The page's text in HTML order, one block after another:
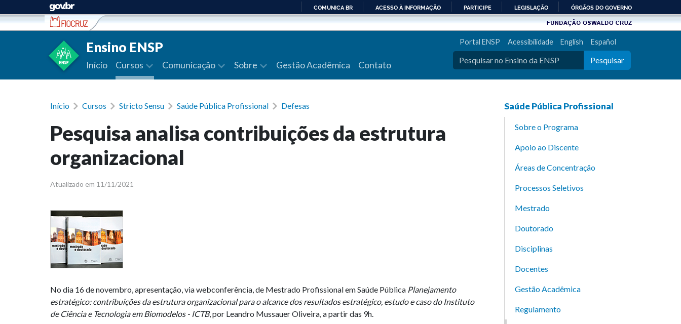
Ir para conteúdo
PARA
COMUNICA BR ACESSO À INFORMAÇÃO PARTICIPE LEGISLAÇÃO ÓRGÃOS DO GOVERNO
Ensino ENSP
Início Cursos Comunicação Sobre Gestão Acadêmica Contato
Portal ENSP Acessibilidade English Español
Pesquisar
Início Cursos Stricto Sensu Saúde Pública Profissional Defesas
Pesquisa analisa contribuições da estrutura
organizacional
Atualizado em 11/11/2021
No dia 16 de novembro, apresentação, via webconferência, de Mestrado Profissional em Saúde Pública Planejamento
estratégico: contribuições da estrutura organizacional para o alcance dos resultados estratégico, estudo e caso do Instituto
de Ciência e Tecnologia em Biomodelos - ICTB, por Leandro Mussauer Oliveira, a partir das 9h.
Saúde Pública Profissional
Sobre o Programa
Apoio ao Discente
Áreas de Concentração
Processos Seletivos
Mestrado
Doutorado
Disciplinas
Docentes
Gestão Acadêmica
Regulamento